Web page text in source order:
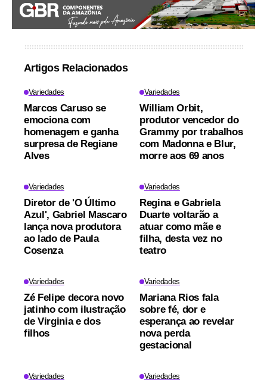
Artigos Relacionados
Variedades
Marcos Caruso se
emociona com
homenagem e ganha
surpresa de Regiane
Alves
Variedades
William Orbit,
produtor vencedor do
Grammy por trabalhos
com Madonna e Blur,
morre aos 69 anos
Variedades
Diretor de 'O Último
Azul', Gabriel Mascaro
lança nova produtora
ao lado de Paula
Cosenza
Variedades
Regina e Gabriela
Duarte voltarão a
atuar como mãe e
filha, desta vez no
teatro
Variedades
Zé Felipe decora novo
jatinho com ilustração
de Virginia e dos
filhos
Variedades
Mariana Rios fala
sobre fé, dor e
esperança ao revelar
nova perda
gestacional
Variedades Variedades